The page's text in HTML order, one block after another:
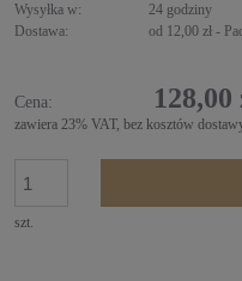
Wysyłka w:
24 godziny
Dostawa:
od 12,00 zł -
Cena: 128,00
zawiera 23% VAT, bez kosztów
szt.